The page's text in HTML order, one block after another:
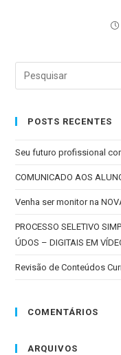
POSTS RECENTES
Seu futuro profissional
COMUNICADO AOS
Venha ser monitor na
PROCESSO SELETIVO
ÚDOS – DIGITAIS EM
Revisão de Conteúdos
COMENTÁRIOS
ARQUIVOS